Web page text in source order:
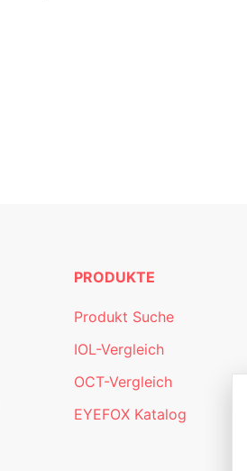
PRODUKTE
Produkt Suche
IOL-Vergleich
OCT-Vergleich
EYEFOX Katalog